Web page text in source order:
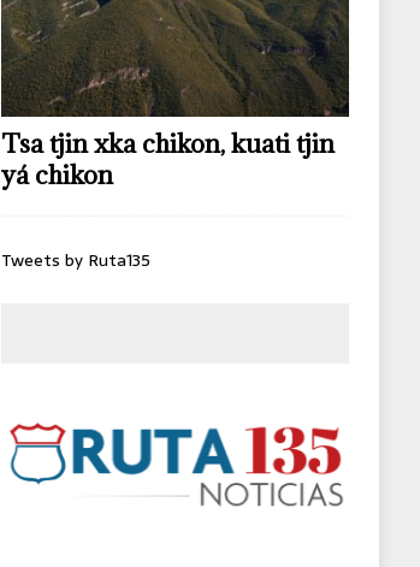
Tsa tjin xka chikon, kuati tjin
yá chikon
Tweets by Ruta135